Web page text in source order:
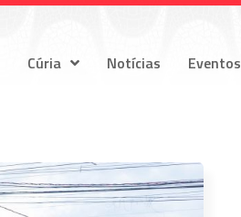
Cúria Notícias Eventos